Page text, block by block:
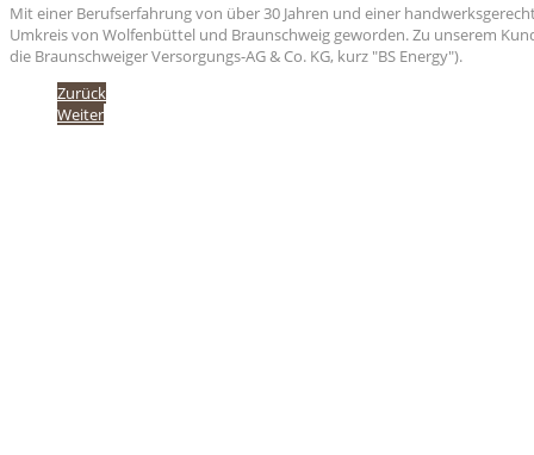
Mit einer Berufserfahrung von über 30 Jahren und einer
Umkreis von Wolfenbüttel und Braunschweig geworden. Zu unserem
die Braunschweiger Versorgungs-AG & Co. KG, kurz "BS Energy").
Zurück
Weiter